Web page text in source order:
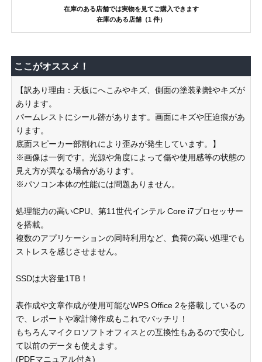
在庫のある店舗では実物を見てご購入できます
在庫のある店舗（1 件）
ここがオススメ！
【訳あり理由：天板にへこみやキズ、側面の塗装剥離やキズが
あります。
パームレストにシール跡があります。画面にキズや圧迫痕があ
ります。
底面スピーカー部割れにより歪みが発生しています。】
※画像は一例です。光源や角度によって傷や使用感等の状態の
見え方が異なる場合があります。
※パソコン本体の性能には問題ありません。
処理能力の高いCPU、第11世代インテル Core i7プロセッサー
を搭載。
複数のアプリケーションの同時利用など、負荷の高い処理でも
ストレスを感じさせません。
SSDは大容量1TB！
表作成や文章作成が使用可能なWPS Office 2を搭載しているの
で、レポートや家計簿作成もこれでバッチリ！
もちろんマイクロソフトオフィスとの互換性もあるので安心し
て以前のデータも使えます。
(PDFマニュアル付き)